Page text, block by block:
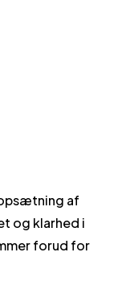
af
og klarhed i
forud for